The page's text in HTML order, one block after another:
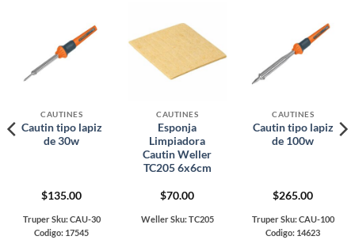
CAUTINES
Cautin tipo lapiz
de 30w
$135.00
Truper Sku: CAU-30
Codigo: 17545
CAUTINES
Esponja
Limpiadora
Cautin Weller
TC205 6x6cm
$70.00
Weller Sku: TC205
CAUTINES
Cautin tipo lapiz
de 100w
$265.00
Truper Sku: CAU-100
Codigo: 14623